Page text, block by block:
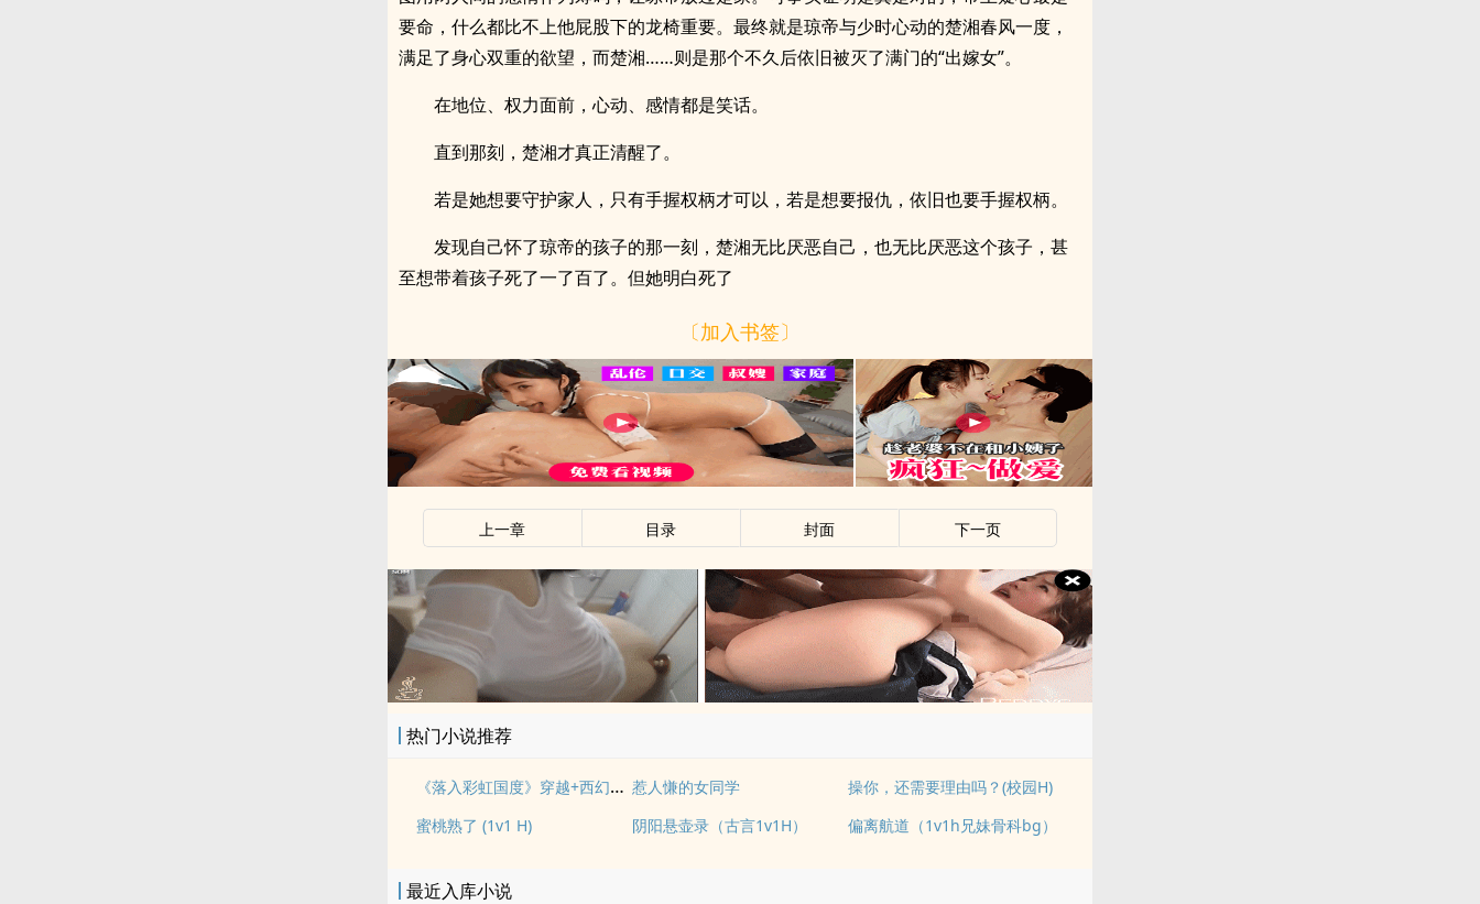
要命，什么都比不上他屁股下的龙椅重要。最终就是琼帝与少时心动的楚湘春风一度，
满足了身心双重的欲望，而楚湘……则是那个不久后依旧被灭了满门的“出嫁女”。
在地位、权力面前，心动、感情都是笑话。
直到那刻，楚湘才真正清醒了。
若是她想要守护家人，只有手握权柄才可以，若是想要报仇，依旧也要手握权柄。
发现自己怀了琼帝的孩子的那一刻，楚湘无比厌恶自己，也无比厌恶这个孩子，甚
至想带着孩子死了一了百了。但她明白死了
〔加入书签〕
上一章 目录 封面 下一页
热门小说推荐
《落入彩虹国度》穿越+西幻+言情 惹人慊的女同学
操你，还需要理由吗？(校园H)
蜜桃熟了 (1v1 H)
阴阳悬壶录（古言1v1H） 偏离航道（1v1h兄妹骨科bg）
最近入库小说